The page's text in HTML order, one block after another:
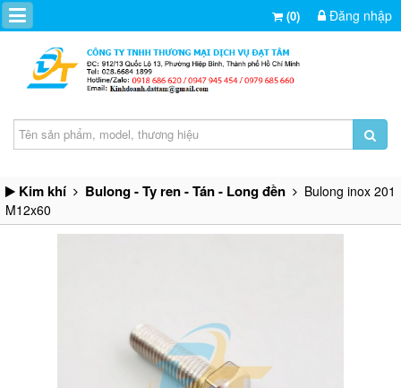
(0) Đăng nhập
Kim khí Bulong - Ty ren - Tán - Long đền
Bulong inox 201
M12x60